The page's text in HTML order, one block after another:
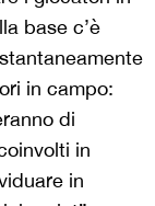
base c’è
in campo:
di
in
in